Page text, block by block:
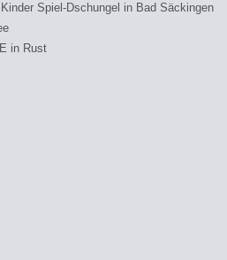
Spiel-Dschungel in Bad Säckingen
in Rust